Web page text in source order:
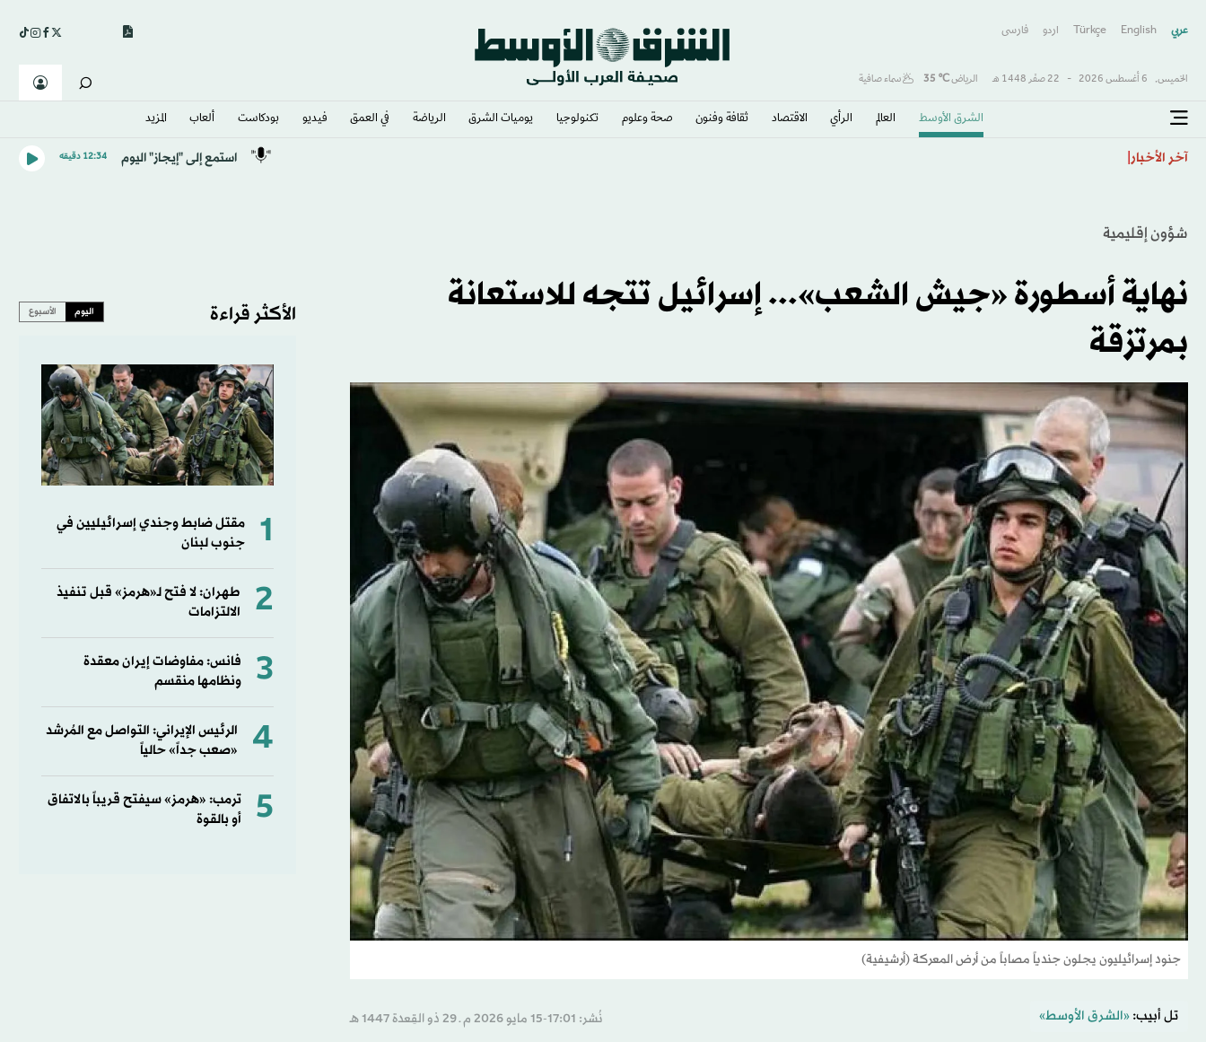
عربي English
Türkçe اردو فارسى
الخميس, 6 أغسطس 2026 - 22 صفَر 1448 هـ الرياض℃
35 سماء صافية
الشرق الأوسط​ العالم الرأي الاقتصاد ثقافة وفنون صحة وعلوم تكنولوجيا يوميات الشرق​ الرياضة في العمق فيديو بودكاست ألعاب المزيد
آخر الأخبار استمع إلى "إيجاز" اليوم 12:34 دقيقه
شؤون إقليمية
نهاية أسطورة «جيش الشعب»... إسرائيل تتجه للاستعانة
بمرتزقة
جنود إسرائيليون يجلون جندياً مصاباً من أرض المعركة (أرشيفية)
تل أبيب: «الشرق الأوسط» نُشر: 17:01-15 مايو 2026 م ـ 29 ذو القِعدة 1447 هـ
الأكثر قراءة اليوم الأسبوع
1
مقتل ضابط وجندي إسرائيليين في
جنوب لبنان
2
طهران: لا فتح لـ«هرمز» قبل تنفيذ
الالتزامات
3
فانس: مفاوضات إيران معقدة
ونظامها منقسم
4
الرئيس الإيراني: التواصل مع المُرشد
«صعب جداً» حالياً
5
ترمب: «هرمز» سيفتح قريباً بالاتفاق
أو بالقوة